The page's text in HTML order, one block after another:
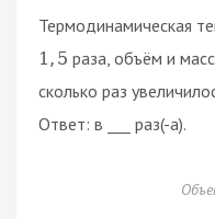
Термодинамическая
1 , 5 раза, объём и
сколько раз
Ответ: в ___ раз(-а).